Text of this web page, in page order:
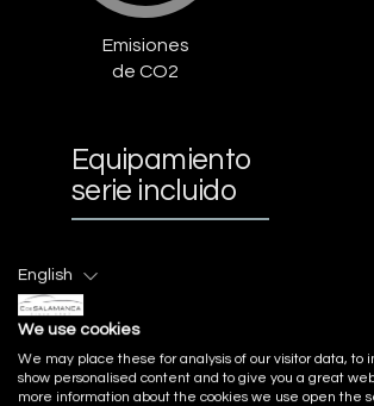
Emisiones
de CO2
Equipamiento
serie incluido
Acabados de lujo: pomo de
palanca de cambios en
puertas en cuero
English
We use cookies
We may place these for analysis of our visitor data, to
show personalised content and to give you a great
more information about the cookies we use open the